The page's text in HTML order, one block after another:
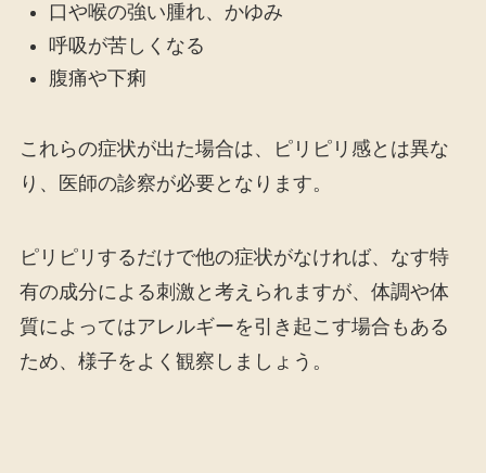
口や喉の強い腫れ、かゆみ
呼吸が苦しくなる
腹痛や下痢
これらの症状が出た場合は、ピリピリ感とは異な
り、医師の診察が必要となります。
ピリピリするだけで他の症状がなければ、なす特
有の成分による刺激と考えられますが、体調や体
質によってはアレルギーを引き起こす場合もある
ため、様子をよく観察しましょう。